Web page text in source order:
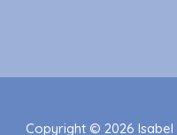
Copyright © 2026